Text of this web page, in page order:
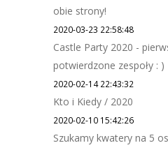
obie strony!
2020-03-23 22:58:48
Castle Party 2020 -
potwierdzone zespoły : )
2020-02-14 22:43:32
Kto i Kiedy / 2020
2020-02-10 15:42:26
Szukamy kwatery na 5